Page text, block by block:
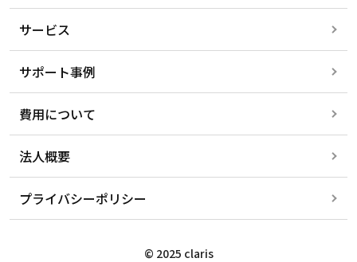
サービス
サポート事例
費用について
法人概要
プライバシーポリシー
© 2025 claris